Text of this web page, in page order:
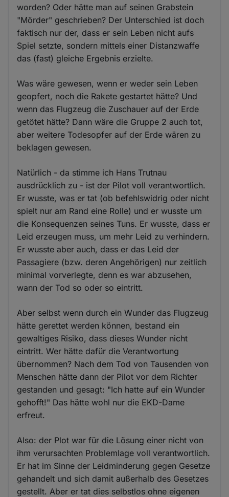
worden? Oder hätte man auf seinen Grabstein
"Mörder" geschrieben? Der Unterschied ist doch
faktisch nur der, dass er sein Leben nicht aufs
Spiel setzte, sondern mittels einer Distanzwaffe
das (fast) gleiche Ergebnis erzielte.
Was wäre gewesen, wenn er weder sein Leben
geopfert, noch die Rakete gestartet hätte? Und
wenn das Flugzeug die Zuschauer auf der Erde
getötet hätte? Dann wäre die Gruppe 2 auch tot,
aber weitere Todesopfer auf der Erde wären zu
beklagen gewesen.
Natürlich - da stimme ich Hans Trutnau
ausdrücklich zu - ist der Pilot voll verantwortlich.
Er wusste, was er tat (ob befehlswidrig oder nicht
spielt nur am Rand eine Rolle) und er wusste um
die Konsequenzen seines Tuns. Er wusste, dass er
Leid erzeugen muss, um mehr Leid zu verhindern.
Er wusste aber auch, dass er das Leid der
Passagiere (bzw. deren Angehörigen) nur zeitlich
minimal vorverlegte, denn es war abzusehen,
wann der Tod so oder so eintritt.
Aber selbst wenn durch ein Wunder das Flugzeug
hätte gerettet werden können, bestand ein
gewaltiges Risiko, dass dieses Wunder nicht
eintritt. Wer hätte dafür die Verantwortung
übernommen? Nach dem Tod von Tausenden von
Menschen hätte dann der Pilot vor dem Richter
gestanden und gesagt: "Ich hatte auf ein Wunder
gehofft!" Das hätte wohl nur die EKD-Dame
erfreut.
Also: der Plot war für die Lösung einer nicht von
ihm verursachten Problemlage voll verantwortlich.
Er hat im Sinne der Leidminderung gegen Gesetze
gehandelt und sich damit außerhalb des Gesetzes
gestellt. Aber er tat dies selbstlos ohne eigenen